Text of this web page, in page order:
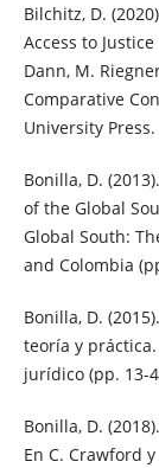
Bilchitz, D.
Access to
Dann, M.
Comparative
University Press.
Bonilla, D.
of the Global
Global South:
and Colombia
Bonilla, D.
teoría y
jurídico (pp. 13-
Bonilla, D.
En C. Crawford